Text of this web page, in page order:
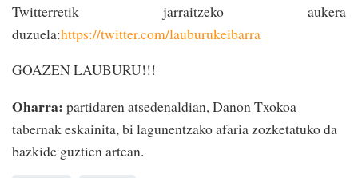
Twitterretik jarraitzeko aukera
duzuela:https://twitter.com/lauburukeibarra
GOAZEN LAUBURU!!!
Oharra: partidaren atsedenaldian, Danon Txokoa
tabernak eskainita, bi lagunentzako afaria zozketatuko da
bazkide guztien artean.